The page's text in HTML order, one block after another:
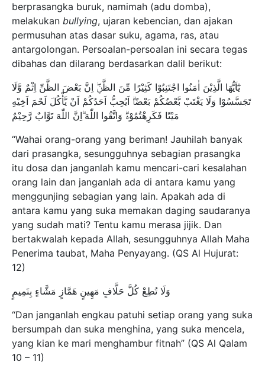
berprasangka buruk, namimah (adu domba),
melakukan bullying, ujaran kebencian, dan ajakan
permusuhan atas dasar suku, agama, ras, atau
antargolongan. Persoalan-persoalan ini secara tegas
dibahas dan dilarang berdasarkan dalil berikut:
يٰٓاَيُّهَا الَّذِيْنَ اٰمَنُوا اجْتَنِبُوْا كَثِيْرًا مِّنَ الظَّنِّۖ اِنَّ بَعْضَ الظَّنِّ اِثْمٌ وَّلَا
تَجَسَّسُوْا وَلَا يَغْتَبْ بَّعْضُكُمْ بَعْضًاۗ اَيُحِبُّ اَحَدُكُمْ اَنْ يَّأْكُلَ لَحْمَ اَخِيْهِ
مَيْتًا فَكَرِهْتُمُوْهُۗ وَاتَّقُوا اللّٰهَ ۗاِنَّ اللّٰهَ تَوَّابٌ رَّحِيْمٌ
“Wahai orang-orang yang beriman! Jauhilah banyak
dari prasangka, sesungguhnya sebagian prasangka
itu dosa dan janganlah kamu mencari-cari kesalahan
orang lain dan janganlah ada di antara kamu yang
menggunjing sebagian yang lain. Apakah ada di
antara kamu yang suka memakan daging saudaranya
yang sudah mati? Tentu kamu merasa jijik. Dan
bertakwalah kepada Allah, sesungguhnya Allah Maha
Penerima taubat, Maha Penyayang. (QS Al Hujurat:
12)
وَلَا تُطِعْ كُلَّ حَلَّافٍ مَهِينٍ هَمَّازٍ مَشَّاءٍ بِنَمِيمٍ
“Dan janganlah engkau patuhi setiap orang yang suka
bersumpah dan suka menghina, yang suka mencela,
yang kian ke mari menghambur fitnah” (QS Al Qalam
10 – 11)